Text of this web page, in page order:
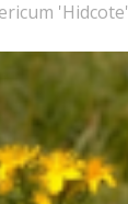
'Hidcote'